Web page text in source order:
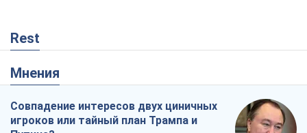
Rest
Мнения
Совпадение интересов двух циничных
игроков или тайный план Трампа и